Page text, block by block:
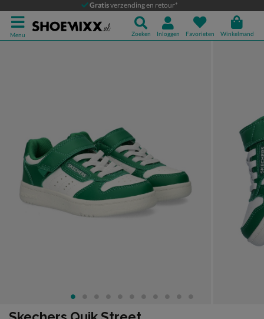
Gratisverzending en retour*
Menu Zoeken Inloggen Favorieten Winkelmand
Skechers Quik Street
Klittenbandschoenen